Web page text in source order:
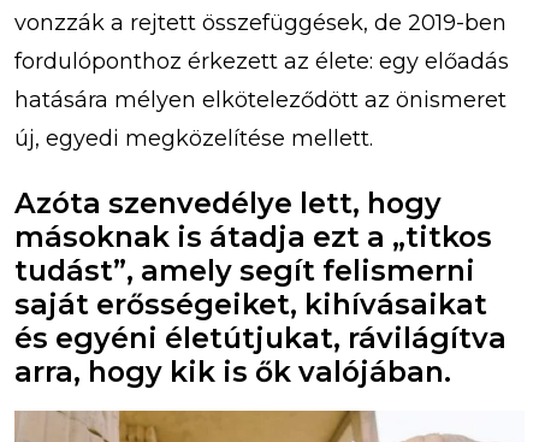
vonzzák a rejtett összefüggések, de 2019-ben
fordulóponthoz érkezett az élete: egy előadás
hatására mélyen elköteleződött az önismeret
új, egyedi megközelítése mellett.
Azóta szenvedélye lett, hogy
másoknak is átadja ezt a „titkos
tudást”, amely segít felismerni
saját erősségeiket, kihívásaikat
és egyéni életútjukat, rávilágítva
arra, hogy kik is ők valójában.